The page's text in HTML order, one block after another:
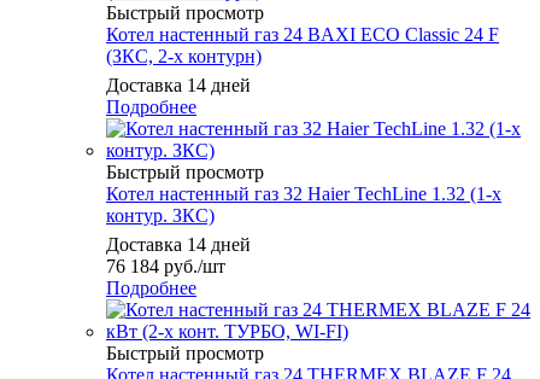
Быстрый просмотр
Котел настенный газ 24 BAXI ECO Classic 24 F
(ЗКС, 2-х контурн)
Доставка 14 дней
Подробнее
Быстрый просмотр
Котел настенный газ 32 Haier TechLine 1.32 (1-х
контур. ЗКС)
Доставка 14 дней
76 184 руб./шт
Подробнее
Быстрый просмотр
Котел настенный газ 24 THERMEX BLAZE F 24